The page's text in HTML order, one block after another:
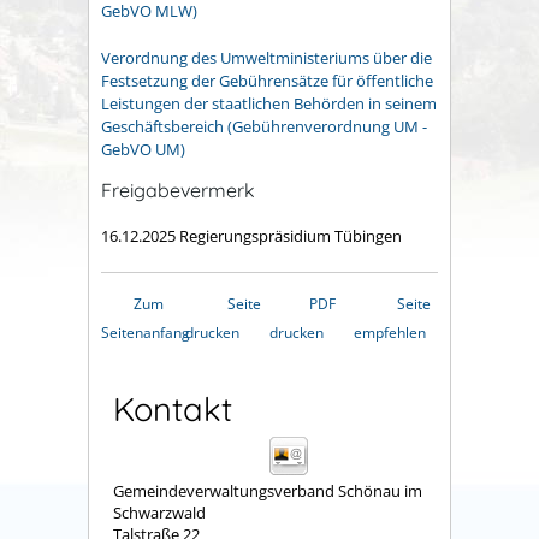
GebVO MLW)
Verordnung des Umweltministeriums über die
Festsetzung der Gebührensätze für öffentliche
Leistungen der staatlichen Behörden in seinem
Geschäftsbereich (Gebührenverordnung UM -
GebVO UM)
Freigabevermerk
16.12.2025 Regierungspräsidium Tübingen
Zum
Seitenanfang
Seite
drucken
PDF
drucken
Seite
empfehlen
Kontakt
Gemeindeverwaltungsverband Schönau im
Schwarzwald
Talstraße 22